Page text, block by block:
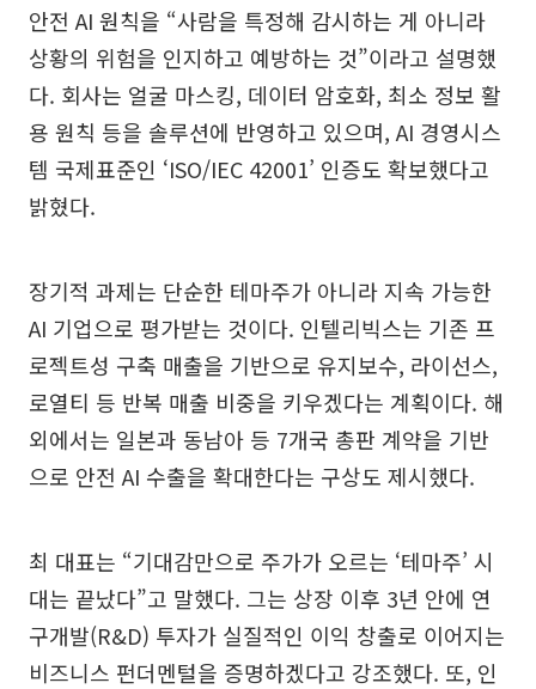
안전 AI 원칙을 “사람을 특정해 감시하는 게 아니라
상황의 위험을 인지하고 예방하는 것”이라고 설명했
다. 회사는 얼굴 마스킹, 데이터 암호화, 최소 정보 활
용 원칙 등을 솔루션에 반영하고 있으며, AI 경영시스
템 국제표준인 ‘ISO/IEC 42001’ 인증도 확보했다고
밝혔다.
장기적 과제는 단순한 테마주가 아니라 지속 가능한
AI 기업으로 평가받는 것이다. 인텔리빅스는 기존 프
로젝트성 구축 매출을 기반으로 유지보수, 라이선스,
로열티 등 반복 매출 비중을 키우겠다는 계획이다. 해
외에서는 일본과 동남아 등 7개국 총판 계약을 기반
으로 안전 AI 수출을 확대한다는 구상도 제시했다.
최 대표는 “기대감만으로 주가가 오르는 ‘테마주’ 시
대는 끝났다”고 말했다. 그는 상장 이후 3년 안에 연
구개발(R&D) 투자가 실질적인 이익 창출로 이어지는
비즈니스 펀더멘털을 증명하겠다고 강조했다. 또, 인